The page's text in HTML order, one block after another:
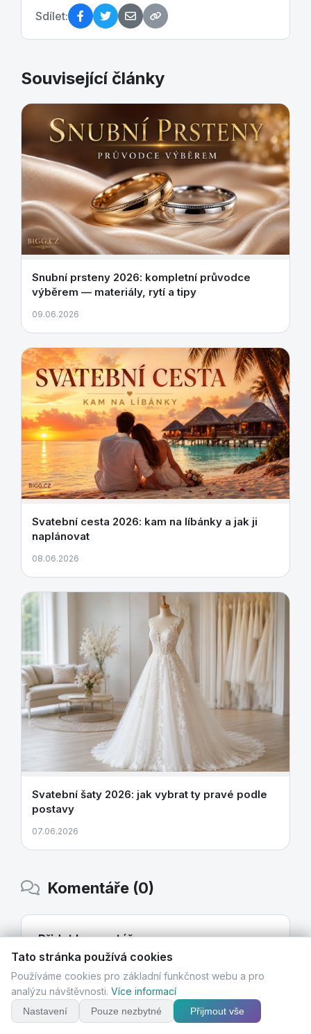
Sdílet:
Související články
Snubní prsteny 2026: kompletní průvodce
výběrem — materiály, rytí a tipy
09.06.2026
Svatební cesta 2026: kam na líbánky a jak ji
naplánovat
08.06.2026
Svatební šaty 2026: jak vybrat ty pravé podle
postavy
07.06.2026
Komentáře (0)
Přidat komentář
Tato stránka používá cookies
Používáme cookies pro základní funkčnost webu a pro
analýzu návštěvnosti. Více informací
Nastavení Pouze nezbytné Přijmout vše